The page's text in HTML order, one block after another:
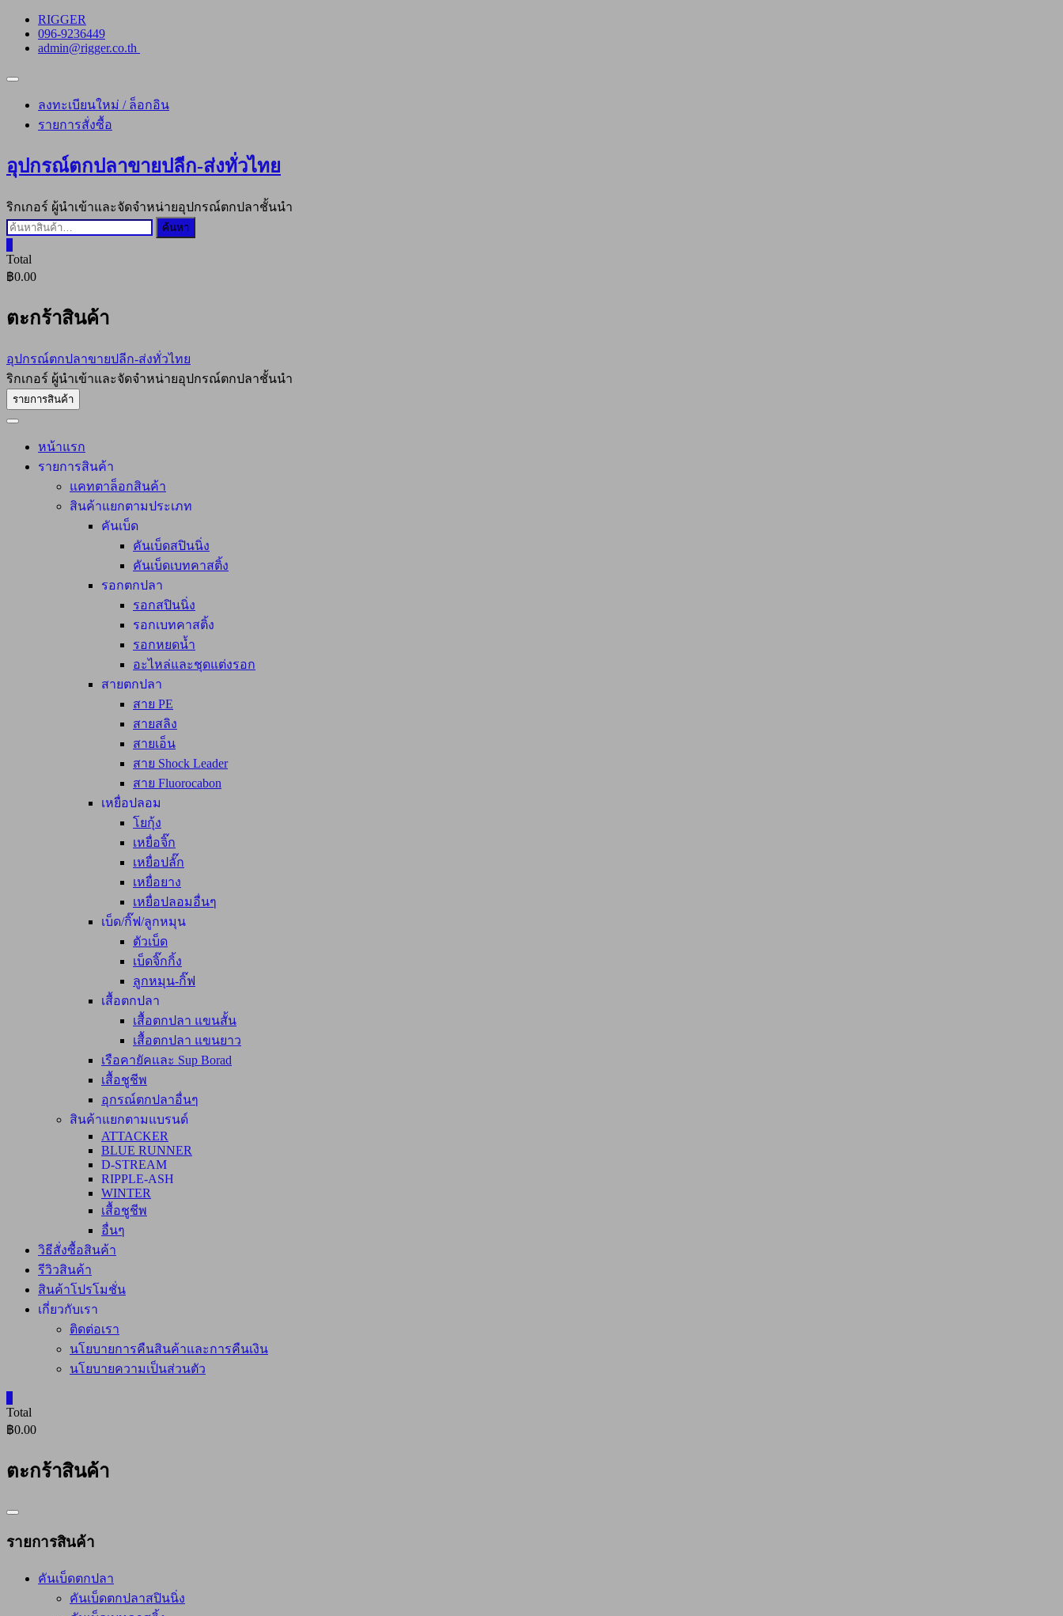
Skip
content
RIGGER
096-9236449
admin@rigger.co.th
Topbar
ลงทะเบียนใหม่ / ล็อกอิน
รายการสั่งซื้อ
อุปกรณ์ตกปลาขายปลีก-ส่งทั่วไทย
ริกเกอร์ ผู้นำเข้าและจัดจำหน่ายอุปกรณ์ตกปลาชั้นนำ
ค้นหา:
ค้นหา
Total
฿0.00
ตะกร้าสินค้า
อุปกรณ์ตกปลาขายปลีก-ส่งทั่วไทย
ริกเกอร์ ผู้นำเข้าและจัดจำหน่ายอุปกรณ์ตกปลาชั้นนำ
รายการสินค้า
หน้าแรก
รายการสินค้า
แคทตาล็อกสินค้า
สินค้าแยกตามประเภท
คันเบ็ด
คันเบ็ดสปินนิ่ง
คันเบ็ดเบทคาสติ้ง
รอกตกปลา
รอกสปินนิ่ง
รอกเบทคาสติ้ง
รอกหยดน้ำ
อะไหล่และชุดแต่งรอก
สายตกปลา
สาย PE
สายสลิง
สายเอ็น
สาย Shock Leader
สาย Fluorocabon
เหยื่อปลอม
โยกุ้ง
เหยื่อจิ๊ก
เหยื่อปลั๊ก
เหยื่อยาง
เหยื่อปลอมอื่นๆ
เบ็ด/กิ๊ฟ/ลูกหมุน
ตัวเบ็ด
เบ็ดจิ๊กกิ้ง
ลูกหมุน-กิ๊ฟ
เสื้อตกปลา
เสื้อตกปลา แขนสั้น
เสื้อตกปลา แขนยาว
เรือคายัคและ Sup Borad
เสื้อชูชีพ
อุกรณ์ตกปลาอื่นๆ
สินค้าแยกตามแบรนด์
ATTACKER
BLUE RUNNER
D-STREAM
RIPPLE-ASH
WINTER
เสื้อชูชีพ
อื่นๆ
วิธีสั่งซื้อสินค้า
รีวิวสินค้า
สินค้าโปรโมชั่น
เกี่ยวกับเรา
ติดต่อเรา
นโยบายการคืนสินค้าและการคืนเงิน
นโยบายความเป็นส่วนตัว
Total
฿0.00
ตะกร้าสินค้า
Catalog
รายการสินค้า
คันเบ็ดตกปลา
คันเบ็ดตกปลาสปินนิ่ง